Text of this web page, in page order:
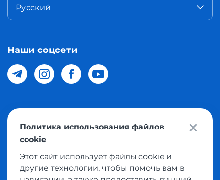
Русский
Наши соцсети
© 2026 Meest Shopping доставка покупок с интернет
магазинов мира в Узбекистан. Все права защищены
Политика конфиденциальности
Политика использования файлов
cookie
Этот сайт использует файлы cookie и
другие технологии, чтобы помочь вам в